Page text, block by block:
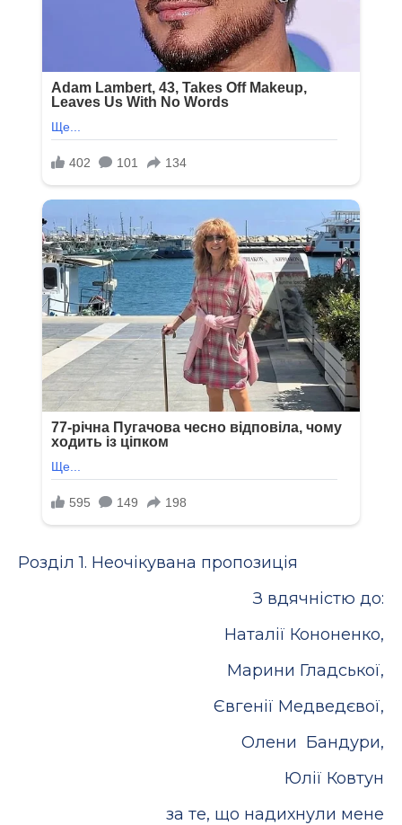
Розділ 1. Неочікувана пропозиція
З вдячністю до:
Наталії Кононенко,
Марини Гладської,
Євгенії Медведєвої,
Олени Бандури,
Юлії Ковтун
за те, що надихнули мене